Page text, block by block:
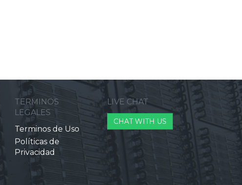
TERMINOS
LEGALES
Terminos de Uso
Políticas de
Privacidad
LIVE CHAT
CHAT WITH US